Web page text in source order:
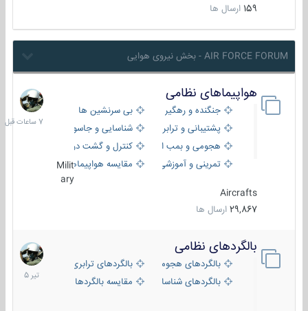
159 ارسال ها
AIR FORCE FORUM - بخش نیروی هوایی
هواپیماهای نظامی
جنگنده و رهگیر
بی سرنشین ها
پشتیبانی و ترابری
شناسایی و جاسوسی
هجومی و بمب افکن
کنترل و گشت دریایی
تمرینی و آموزشی
مقایسه هواپیماهاMilit
ary
Aircrafts
29,867 ارسال ها
7
ساعات
قبل
بالگردهای نظامی
بالگردهای هجومی
بالگردهای ترابری
بالگردهای شناسایی
مقایسه بالگردها
22
تیر
1405